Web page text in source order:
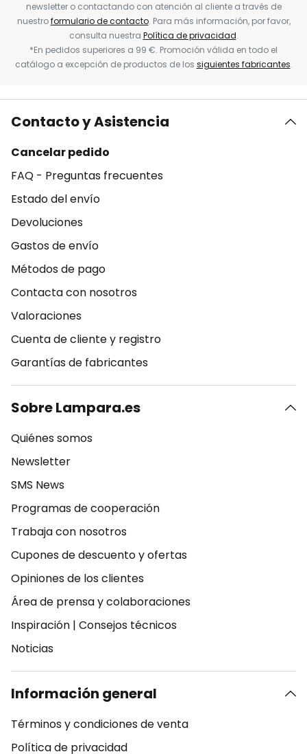
newsletter o contactando con atención al cliente a través de
nuestroformulario de contacto. Para más información, por favor,
consulta nuestra Política de privacidad.
*En pedidos superiores a 99 €. Promoción válida en todo el
catálogo a excepción de productos de los siguientes fabricantes.
Contacto y Asistencia
Cancelar pedido
FAQ - Preguntas frecuentes
Estado del envío
Devoluciones
Gastos de envío
Métodos de pago
Contacta con nosotros
Valoraciones
Cuenta de cliente y registro
Garantías de fabricantes
Sobre Lampara.es
Quiénes somos
Newsletter
SMS News
Programas de cooperación
Trabaja con nosotros
Cupones de descuento y ofertas
Opiniones de los clientes
Área de prensa y colaboraciones
Inspiración | Consejos técnicos
Noticias
Información general
Términos y condiciones de venta
Política de privacidad